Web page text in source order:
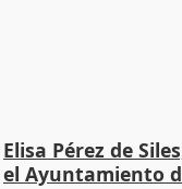
Elisa Pérez de
el Ayuntamiento